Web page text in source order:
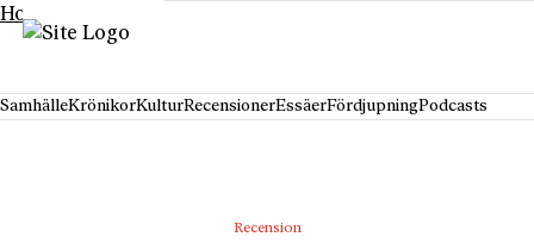
Hoppa till innehåll
SamhälleKrönikorKulturRecensionerEssäerFördjupningPodcasts
Recension